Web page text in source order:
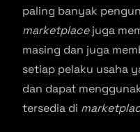
paling banyak
marketplacejuga
masing dan juga
setiap pelaku usaha
dan dapat
tersedia di